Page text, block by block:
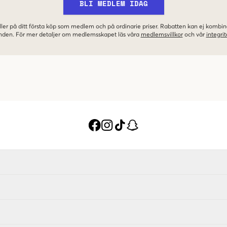
BLI MEDLEM IDAG
på ditt första köp som medlem och på ordinarie priser. Rabatten kan ej
För mer detaljer om medlemsskapet läs våra medlemsvillkor och vår